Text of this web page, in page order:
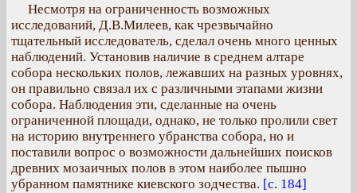
Несмотря на ограниченность возможных
исследований, Д.В.Милеев, как чрезвычайно
тщательный исследователь, сделал очень много ценных
наблюдений. Установив наличие в среднем алтаре
собора нескольких полов, лежавших на разных уровнях,
он правильно связал их с различными этапами жизни
собора. Наблюдения эти, сделанные на очень
ограниченной площади, однако, не только пролили свет
на историю внутреннего убранства собора, но и
поставили вопрос о возможности дальнейших поисков
древних мозаичных полов в этом наиболее пышно
убранном памятнике киевского зодчества. [с. 184]